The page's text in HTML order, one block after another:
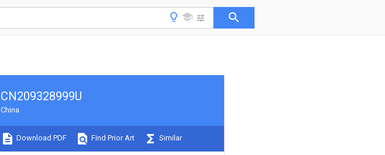
CN209328999U
China
Download PDF Find Prior Art Similar